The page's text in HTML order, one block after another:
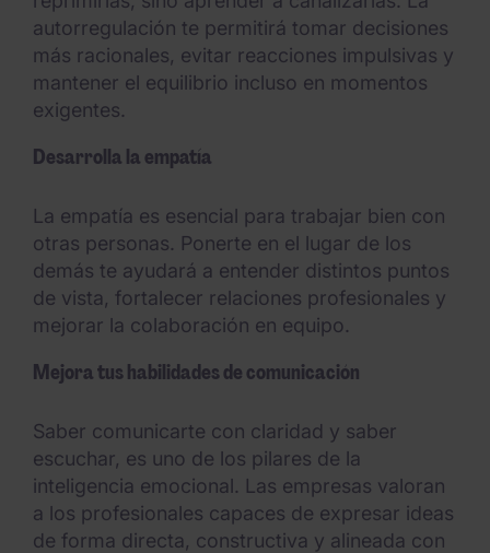
autorregulación te permitirá tomar decisiones
más racionales, evitar reacciones impulsivas y
mantener el equilibrio incluso en momentos
exigentes.
Desarrolla la empatía
La empatía es esencial para trabajar bien con
otras personas. Ponerte en el lugar de los
demás te ayudará a entender distintos puntos
de vista, fortalecer relaciones profesionales y
mejorar la colaboración en equipo.
Mejora tus habilidades de comunicación
Saber comunicarte con claridad y saber
escuchar, es uno de los pilares de la
inteligencia emocional. Las empresas valoran
a los profesionales capaces de expresar ideas
de forma directa, constructiva y alineada con